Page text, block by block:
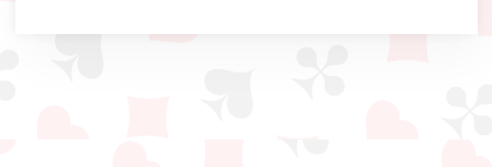
cartas Stop the Bus